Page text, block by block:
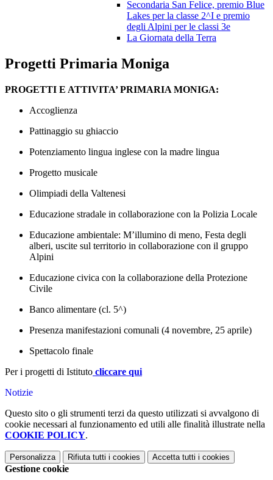
Secondaria San Felice, premio Blue
Lakes per la classe 2^I e premio
degli Alpini per le classi 3e
La Giornata della Terra
Progetti Primaria Moniga
PROGETTI E ATTIVITA’ PRIMARIA MONIGA:
Accoglienza
Pattinaggio su ghiaccio
Potenziamento lingua inglese con la madre lingua
Progetto musicale
Olimpiadi della Valtenesi
Educazione stradale in collaborazione con la Polizia Locale
Educazione ambientale: M’illumino di meno, Festa degli
alberi, uscite sul territorio in collaborazione con il gruppo
Alpini
Educazione civica con la collaborazione della Protezione
Civile
Banco alimentare (cl. 5^)
Presenza manifestazioni comunali (4 novembre, 25 aprile)
Spettacolo finale
Per i progetti di Istituto cliccare qui
Notizie
Questo sito o gli strumenti terzi da questo utilizzati si avvalgono di
cookie necessari al funzionamento ed utili alle finalità illustrate nella
COOKIE POLICY.
Personalizza Rifiuta tutti i cookies Accetta tutti i cookies
Gestione cookie